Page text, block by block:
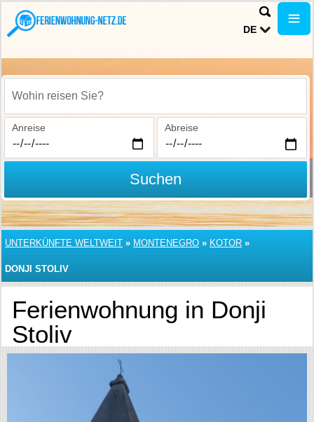
DE
Wohin reisen Sie?
Anreise Abreise
Suchen
UNTERKÜNFTE WELTWEIT » MONTENEGRO » KOTOR »
DONJI STOLIV
Ferienwohnung in Donji
Stoliv